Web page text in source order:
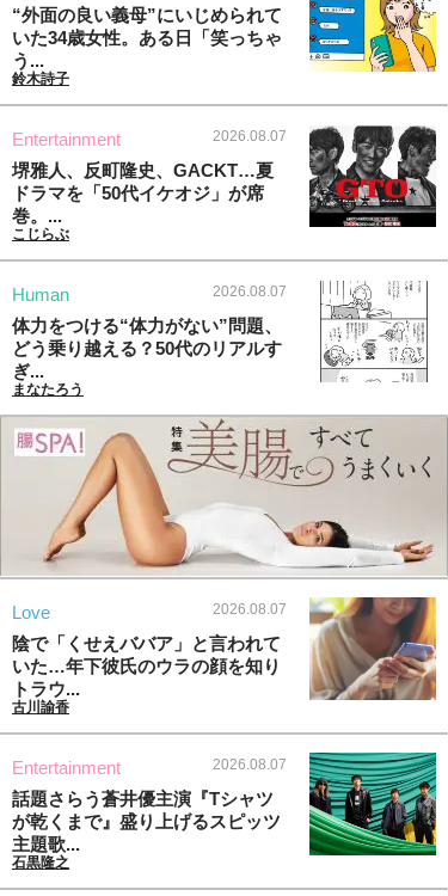
“外面の良い義母”にいじめられて
いた34歳女性。ある日「笑っちゃ
う...
鈴木詩子
Entertainment 2026.08.07
堺雅人、反町隆史、GACKT…夏
ドラマを「50代イケオジ」が席
巻。...
こじらぶ
Human 2026.08.07
体力をつける“体力がない”問題、
どう乗り越える？50代のリアルす
ぎ...
まなたろう
Love 2026.08.07
陰で「くせえババア」と言われて
いた…年下彼氏のウラの顔を知り
トラウ...
古川諭香
Entertainment 2026.08.07
話題さらう蒼井優主演『Tシャツ
が乾くまで』盛り上げるスピッツ
主題歌...
石黒隆之